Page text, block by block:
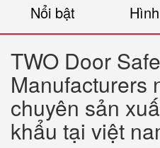
Nổi bật
TWO Door
Manufacturers
chuyên sản
khẩu tại việt